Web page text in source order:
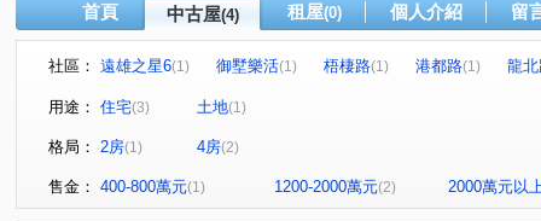
首頁 中古屋(4) 租屋(0) 個人介紹 留
社區： 遠雄之星6(1) 御墅樂活(1) 梧棲路(1) 港都路(1) 龍
用途： 住宅(3) 土地(1)
格局： 2房(1) 4房(2)
售金： 400-800萬元(1) 1200-2000萬元(2) 2000萬元以